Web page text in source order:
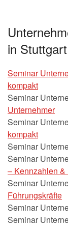
in
Seminar
kompakt
Seminar
Unternehmer
Seminar
kompakt
Seminar
Seminar
– Kennzahlen &
Seminar
Führungskräfte
Seminar
Seminar